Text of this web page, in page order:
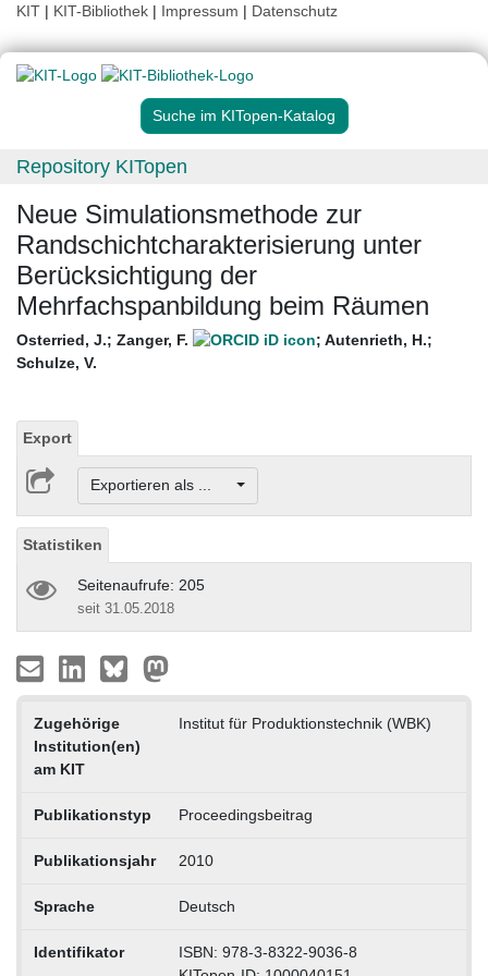
KIT | KIT-Bibliothek | Impressum | Datenschutz
Suche im KITopen-Katalog
Repository KITopen
Neue Simulationsmethode zur
Randschichtcharakterisierung unter
Berücksichtigung der
Mehrfachspanbildung beim Räumen
Osterried, J.; Zanger, F. ; Autenrieth, H.;
Schulze, V.
Export
Exportieren als ...
Statistiken
Seitenaufrufe: 205
seit 31.05.2018
Zugehörige
Institution(en)
am KIT
Institut für Produktionstechnik (WBK)
Publikationstyp Proceedingsbeitrag
Publikationsjahr 2010
Sprache Deutsch
Identifikator
ISBN: 978-3-8322-9036-8